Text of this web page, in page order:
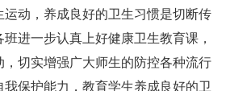
运动，养成良好的卫生习惯是切断传
进一步认真上好健康卫生教育课，
切实增强广大师生的防控各种流行
保护能力，教育学生养成良好的卫